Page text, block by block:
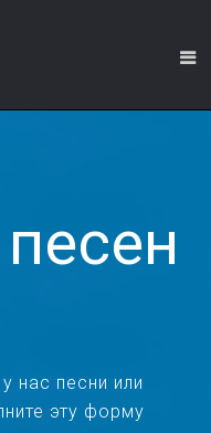
нас песни или
эту форму